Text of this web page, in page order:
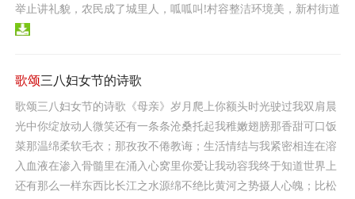
举止讲礼貌，农民成了城里人，呱呱叫!村容整洁环境美，新村街道
歌颂三八妇女节的诗歌
歌颂三八妇女节的诗歌《母亲》岁月爬上你额头时光驶过我双肩晨
光中你绽放动人微笑还有一条条沧桑托起我稚嫩翅膀那香甜可口饭
菜那温绵柔软毛衣；那孜孜不倦教诲；生活情结与我紧密相连在溶
入血液在渗入骨髓里在涌入心窝里你爱让我动容我终于知道世界上
还有那么一样东西比长江之水源绵不绝比黄河之势摄人心魄；比松